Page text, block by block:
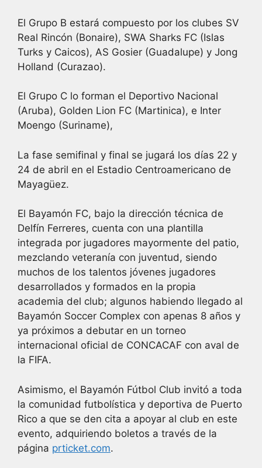
El Grupo B estará compuesto por los clubes SV
Real Rincón (Bonaire), SWA Sharks FC (Islas
Turks y Caicos), AS Gosier (Guadalupe) y Jong
Holland (Curazao).
El Grupo C lo forman el Deportivo Nacional
(Aruba), Golden Lion FC (Martinica), e Inter
Moengo (Suriname),
La fase semifinal y final se jugará los días 22 y
24 de abril en el Estadio Centroamericano de
Mayagüez.
El Bayamón FC, bajo la dirección técnica de
Delfín Ferreres, cuenta con una plantilla
integrada por jugadores mayormente del patio,
mezclando veteranía con juventud, siendo
muchos de los talentos jóvenes jugadores
desarrollados y formados en la propia
academia del club; algunos habiendo llegado al
Bayamón Soccer Complex con apenas 8 años y
ya próximos a debutar en un torneo
internacional oficial de CONCACAF con aval de
la FIFA.
Asimismo, el Bayamón Fútbol Club invitó a toda
la comunidad futbolística y deportiva de Puerto
Rico a que se den cita a apoyar al club en este
evento, adquiriendo boletos a través de la
página prticket.com.